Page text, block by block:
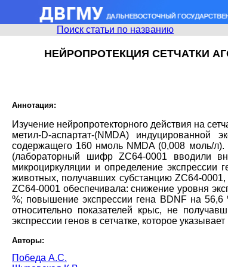
Поиск статьи по названию
НЕЙРОПРОТЕКЦИЯ СЕТЧАТКИ
Аннотация:
Изучение нейропротекторного действия на
метил-D-acпapтат-(NMDA)
содержащего 160 нмоль NMDA (0,008 моль/л).
(лабораторный шифр ZC64-0001 вводили
микроциркуляции и определение экспрессии
животных, получавших субстанцию ZC64-
ZC64-0001 обеспечивала: снижение уровня
%; повышение экспрессии гена BDNF на 56,6
относительно показателей крыс, не
экспрессии генов в сетчатке, которое
Авторы:
Победа А.С.